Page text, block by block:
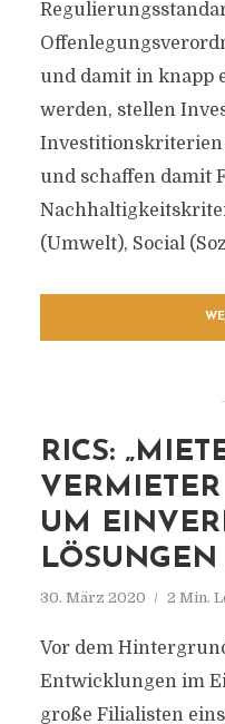
und damit in knapp
werden, stellen
Investitionskriterien
und schaffen damit
(Umwelt), Social
RICS:
UM
30. März 2020 2 Min.
Vor dem
Entwicklungen im
große Filialisten